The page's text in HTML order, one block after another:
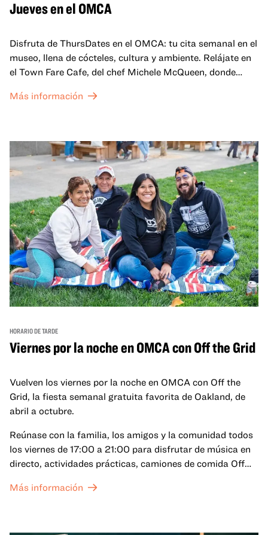
Jueves en el OMCA
Disfruta de ThursDates en el OMCA: tu cita semanal en el
museo, llena de cócteles, cultura y ambiente. Relájate en
el Town Fare Cafe, del chef Michele McQueen, donde
fondo, o explora las galerías, que cobran vida por la noche
adultos!
Más información
HORARIO DE TARDE
Viernes por la noche en OMCA con Off the Grid
Vuelven los viernes por la noche en OMCA con Off the
Grid, la fiesta semanal gratuita favorita de Oakland, de
abril a octubre.
Reúnase con la familia, los amigos y la comunidad todos
los viernes de 17:00 a 21:00 para disfrutar de música en
directo, actividades prácticas, camiones de comida Off
exposiciones especiales, con una
Más información